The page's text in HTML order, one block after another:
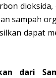
dioksida,
sampah
dapat
dari